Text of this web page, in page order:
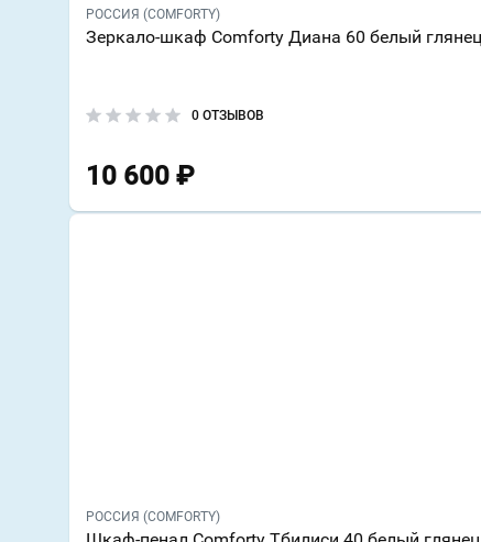
РОССИЯ (COMFORTY)
Зеркало-шкаф Comforty Диана 60 белый глянец
0 ОТЗЫВОВ
10 600 ₽
РОССИЯ (COMFORTY)